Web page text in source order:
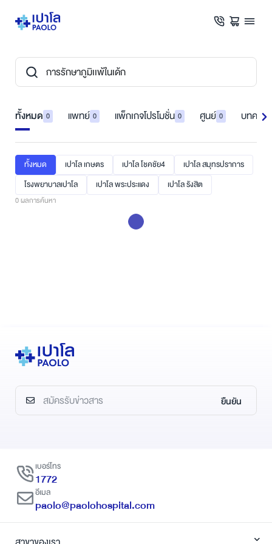
ทั้งหมด 0 แพทย์ 0 แพ็กเกจโปรโมชั่น 0 ศูนย์ 0 บทควา
ทั้งหมด เปาโล เกษตร เปาโล โชคชัย4
เปาโล สมุทรปราการ
โรงพยาบาลเปาโล
เปาโล พระประแดง เปาโล รังสิต
0ผลการค้นหา
ยืนยัน
เบอร์โทร
1772
อีเมล
paolo@paolohospital.com